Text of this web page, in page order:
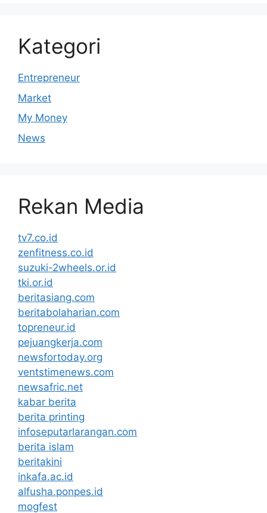
Kategori
Entrepreneur
Market
My Money
News
Rekan Media
tv7.co.id
zenfitness.co.id
suzuki-2wheels.or.id
tki.or.id
beritasiang.com
beritabolaharian.com
topreneur.id
pejuangkerja.com
newsfortoday.org
ventstimenews.com
newsafric.net
kabar berita
berita printing
infoseputarlarangan.com
berita islam
beritakini
inkafa.ac.id
alfusha.ponpes.id
mogfest